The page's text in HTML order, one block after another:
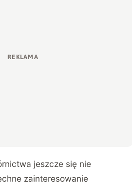
jeszcze się nie
zainteresowanie